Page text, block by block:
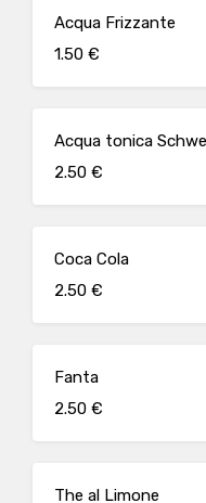
Acqua Frizzante
1.50 €
Acqua tonica
2.50 €
Coca Cola
2.50 €
Fanta
2.50 €
The al Limone